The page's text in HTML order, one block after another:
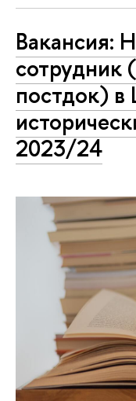
Вакансия:
сотрудник
постдок) в
2023/24